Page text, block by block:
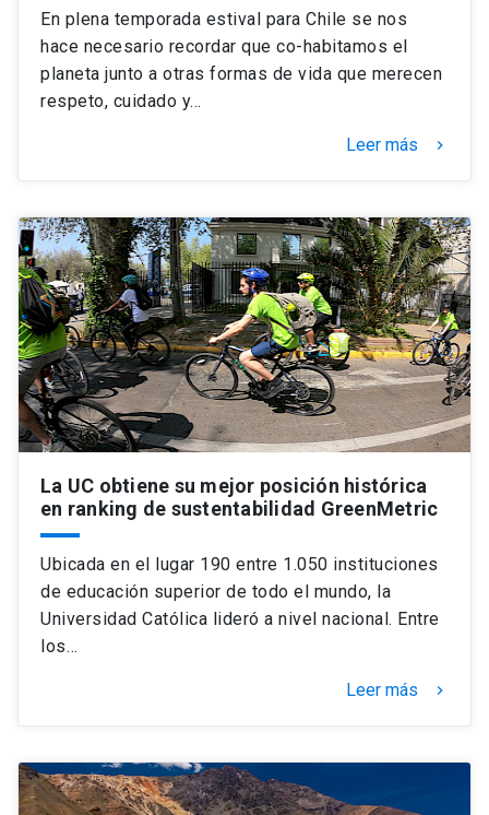
En plena temporada estival para Chile se nos
hace necesario recordar que co-habitamos el
planeta junto a otras formas de vida que merecen
respeto, cuidado y…
Leer más keyboard_arrow_right
La UC obtiene su mejor posición histórica
en ranking de sustentabilidad GreenMetric
Ubicada en el lugar 190 entre 1.050 instituciones
de educación superior de todo el mundo, la
Universidad Católica lideró a nivel nacional. Entre
los…
Leer más keyboard_arrow_right